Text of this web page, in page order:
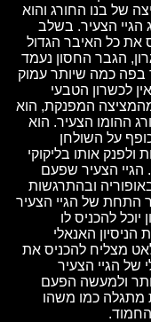
של בנו החורג והוא
הגיי הצעיר. בשלב
את כל האיבר הגדול
הגבר החסון נעמד
בפה כמה שיותר עמוק
לכשרון הטבעי
המפנקת, הוא
ההומו הצעיר. הוא
על השולחן
אותו בליקוקי
הצעיר שפעם
ובהתרגשות
התחת של הגיי הצעיר
להכניס לו
האנאלי
מצליח להכניס את
של הגיי הצעיר
ולמעשה הפעם
מתגלה כמו משהו